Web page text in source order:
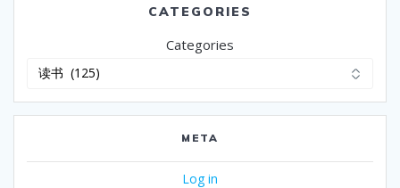
CATEGORIES
Categories
META
Log in